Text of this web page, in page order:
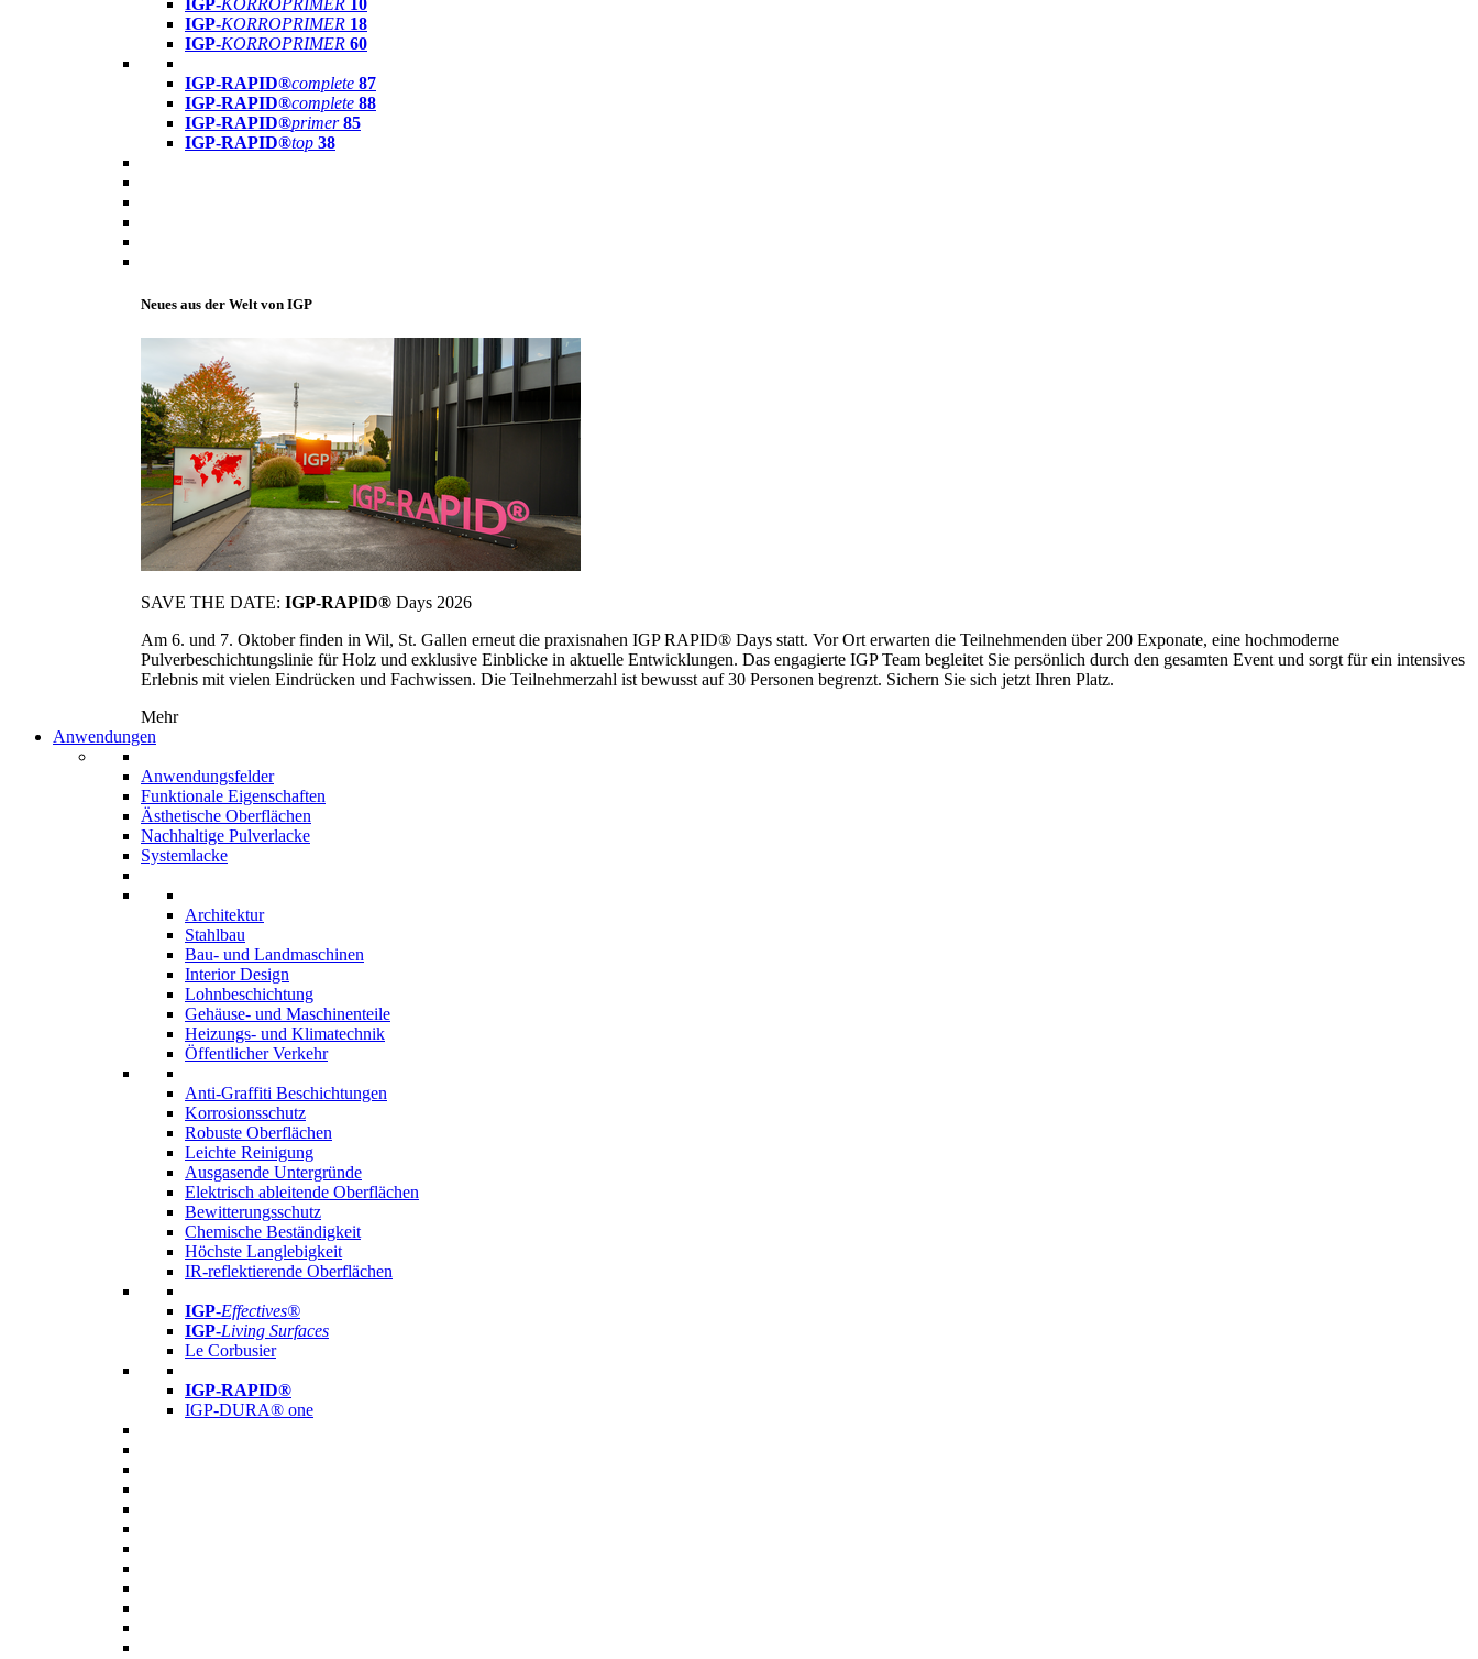
IGP-KORROPRIMER 10
IGP-KORROPRIMER 18
IGP-KORROPRIMER 60
IGP-RAPID®complete 87
IGP-RAPID®complete 88
IGP-RAPID®primer 85
IGP-RAPID®top 38
Neues aus der Welt von IGP
SAVE THE DATE: IGP-RAPID® Days 2026
Am 6. und 7. Oktober finden in Wil, St. Gallen erneut die praxisnahen IGP RAPID® Days statt. Vor Ort erwarten die Teilnehmenden über 200 Exponate, eine hochmoderne
Pulverbeschichtungslinie für Holz und exklusive Einblicke in aktuelle Entwicklungen. Das engagierte IGP Team begleitet Sie persönlich durch den gesamten Event und sorgt für ein intensives
Erlebnis mit vielen Eindrücken und Fachwissen. Die Teilnehmerzahl ist bewusst auf 30 Personen begrenzt. Sichern Sie sich jetzt Ihren Platz.
Mehr
Anwendungen
Anwendungsfelder
Funktionale Eigenschaften
Ästhetische Oberflächen
Nachhaltige Pulverlacke
Systemlacke
Architektur
Stahlbau
Bau- und Landmaschinen
Interior Design
Lohnbeschichtung
Gehäuse- und Maschinenteile
Heizungs- und Klimatechnik
Öffentlicher Verkehr
Anti-Graffiti Beschichtungen
Korrosionsschutz
Robuste Oberflächen
Leichte Reinigung
Ausgasende Untergründe
Elektrisch ableitende Oberflächen
Bewitterungsschutz
Chemische Beständigkeit
Höchste Langlebigkeit
IR-reflektierende Oberflächen
IGP-Effectives®
IGP-Living Surfaces
Le Corbusier
IGP-RAPID®
IGP-DURA® one